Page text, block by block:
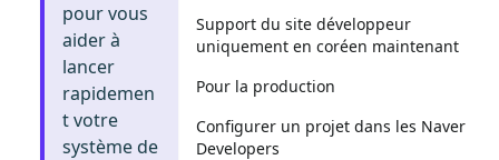
pour vous
aider à
lancer
rapidemen
t votre
système de
Support du site développeur
uniquement en coréen maintenant
Pour la production
Configurer un projet dans les Naver
Developers